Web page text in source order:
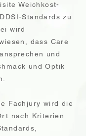
Weichkost-
Standards zu
wird
dass Care
und
und Optik
Fachjury wird die
nach Kriterien